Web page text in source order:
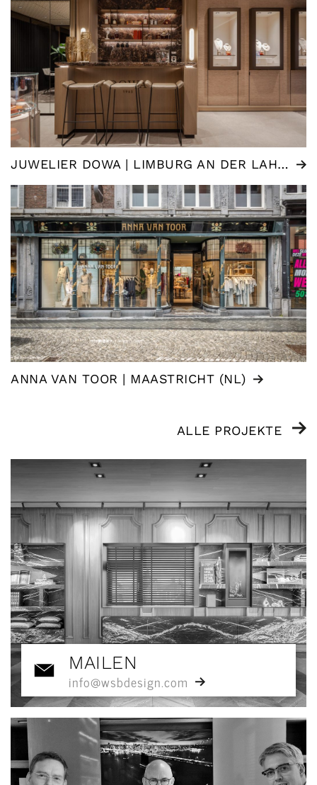
JUWELIER DOWA | LIMBURG AN DER LAHN (DE)
ANNA VAN TOOR | MAASTRICHT (NL)
ALLE PROJEKTE
MAILEN
info@wsbdesign.com